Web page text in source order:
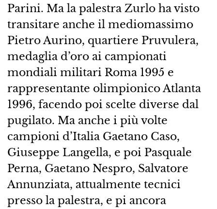
Parini. Ma la palestra Zurlo ha visto
transitare anche il mediomassimo
Pietro Aurino, quartiere Pruvulera,
medaglia d’oro ai campionati
mondiali militari Roma 1995 e
rappresentante olimpionico Atlanta
1996, facendo poi scelte diverse dal
pugilato. Ma anche i più volte
campioni d’Italia Gaetano Caso,
Giuseppe Langella, e poi Pasquale
Perna, Gaetano Nespro, Salvatore
Annunziata, attualmente tecnici
presso la palestra, e pi ancora